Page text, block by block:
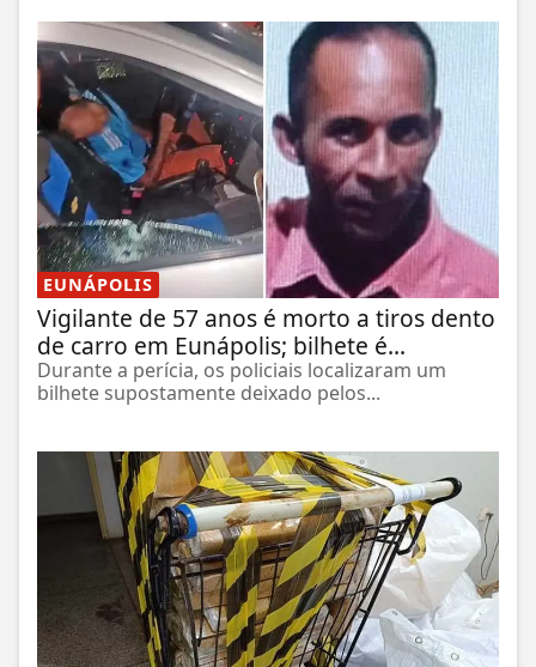
EUNÁPOLIS
Vigilante de 57 anos é morto a tiros dento
de carro em Eunápolis; bilhete é...
Durante a perícia, os policiais localizaram um
bilhete supostamente deixado pelos...